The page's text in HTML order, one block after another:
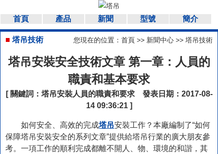
首頁 產品 新聞 型號 簡介
■ 塔吊技術 您現在的位置： 首頁 >> 新聞中心 >> 塔吊技術
塔吊安裝安全技術文章 第一章：人員的
職責和基本要求
[ 關鍵詞： 塔吊安裝人員的職責和要求發表日期：2017-08-
14 09:36:21 ]
如何安全、高效的完成塔吊安裝工作？本廠編制了“如何
保障塔吊安裝安全的系列文章”提供給塔吊行業的廣大朋友參
考。一項工作的順利完成都離不開人、物、環境的和諧，其